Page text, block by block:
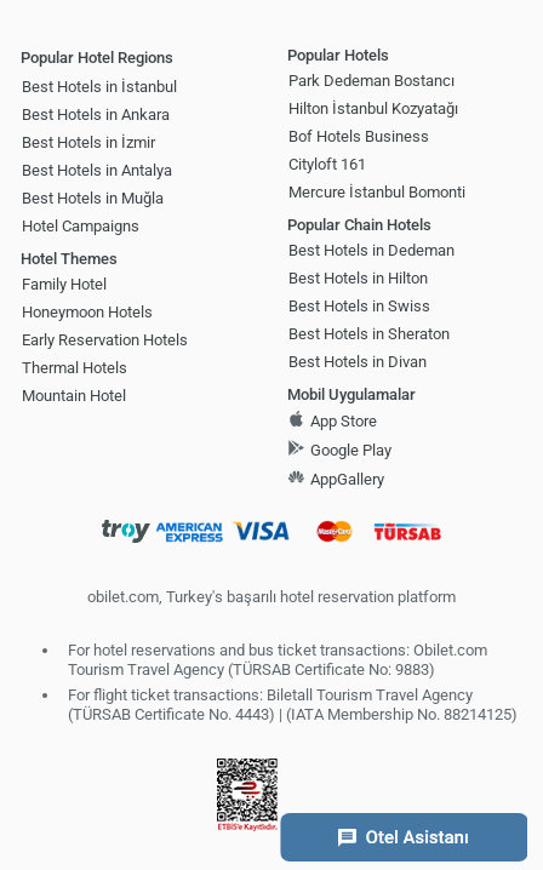
Popular Hotel Regions
Best Hotels in İstanbul
Best Hotels in Ankara
Best Hotels in İzmir
Best Hotels in Antalya
Best Hotels in Muğla
Hotel Campaigns
Hotel Themes
Family Hotel
Honeymoon Hotels
Early Reservation Hotels
Thermal Hotels
Mountain Hotel
Popular Hotels
Park Dedeman Bostancı
Hilton İstanbul Kozyatağı
Bof Hotels Business
Cityloft 161
Mercure İstanbul Bomonti
Popular Chain Hotels
Best Hotels in Dedeman
Best Hotels in Hilton
Best Hotels in Swiss
Best Hotels in Sheraton
Best Hotels in Divan
Mobil Uygulamalar
App Store
Google Play
AppGallery
obilet.com, Turkey's başarılı hotel reservation platform
For hotel reservations and bus ticket transactions: Obilet.com
Tourism Travel Agency (TÜRSAB Certificate No: 9883)
For flight ticket transactions: Biletall Tourism Travel Agency
(TÜRSAB Certificate No. 4443) | (IATA Membership No. 88214125)